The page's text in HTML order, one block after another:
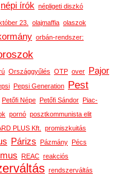
népi írók népligeti diszkó
23. olajmaffia olaszok
orbán-rendszer:
Országgyűlés OTP over
Pajor
Pepsi Generation Pest
Petőfi Népe Petőfi Sándor Piac-
pornó posztkommunista elit
PLUS Kft.
promiszkuitás
Párizs Pázmány Pécs
REAC reakciós
rendszerváltás